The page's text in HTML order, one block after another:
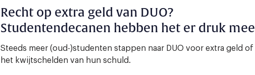
Recht op extra geld van DUO?
Studentendecanen hebben het er druk mee
Steeds meer (oud-)studenten stappen naar DUO voor extra geld of
het kwijtschelden van hun schuld.